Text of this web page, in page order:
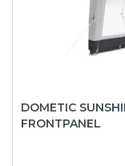
DOMETIC
FRONTPANEL